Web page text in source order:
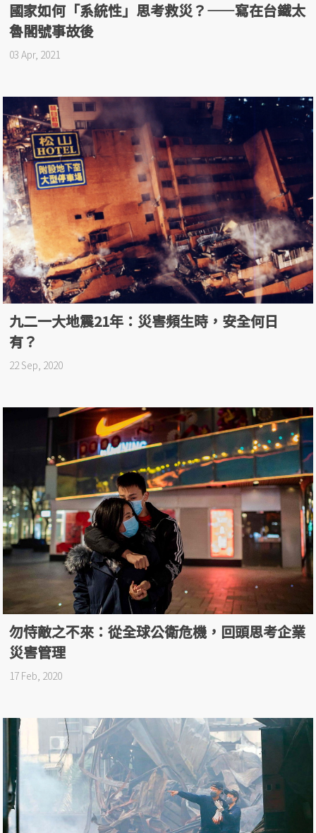
國家如何「系統性」思考救災？——寫在台鐵太
魯閣號事故後
03 Apr, 2021
九二一大地震21年：災害頻生時，安全何日
有？
22 Sep, 2020
勿恃敵之不來：從全球公衛危機，回頭思考企業
災害管理
17 Feb, 2020